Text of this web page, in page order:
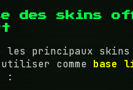
des skins
les principaux skins
comme base
: